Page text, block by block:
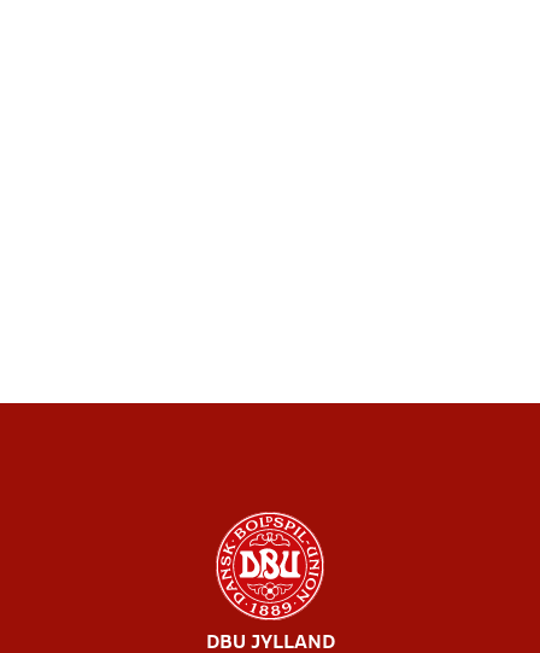
DBU JYLLAND